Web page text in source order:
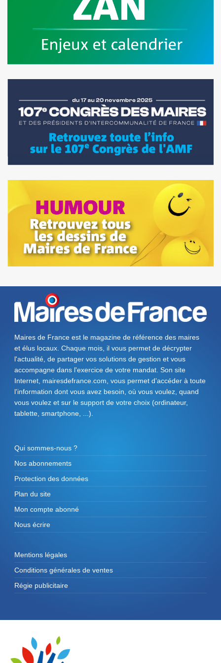
Maires de France est le magazine de référence des maires
et élus locaux. Chaque mois, il vous permet de décrypter
l'actualité, de partager vos solutions de gestion et vous
accompagne dans l'exercice de votre mandat. Son site
Internet, mairesdefrance.com, vous permet d’accéder à toute
l'information dont vous avez besoin, où vous voulez, quand
vous voulez et sur le support de votre choix (ordinateur,
tablette, smartphone, ...).
Qui sommes-nous ?
Nos abonnements
Protection des données
Plan du site
Mon compte abonné
Nous écrire
Mentions légales
Conditions générales de ventes
Régie publicitaire